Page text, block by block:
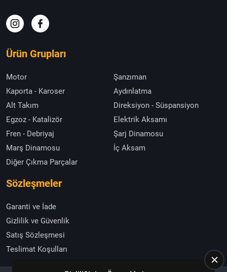
Ürün Grupları
Motor
Şanzıman
Kaporta - Karoser
Aydınlatma
Alt Takım
Direksiyon - Süspansiyon
Egzoz - Katalizör
Elektrik Aksamı
Fren - Debriyaj
Şarj Dinamosu
Marş Dinamosu
İç Aksam
Diğer Çıkma Parçalar
Sözleşmeler
Garanti ve İade
Gizlilik ve Güvenlik
Satış Sözleşmesi
Teslimat Koşulları